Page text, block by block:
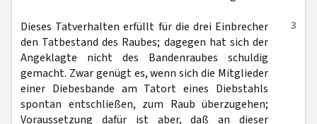
3
Dieses Tatverhalten erfüllt für die drei Einbrecher
den Tatbestand des Raubes; dagegen hat sich der
Angeklagte nicht des Bandenraubes schuldig
gemacht. Zwar genügt es, wenn sich die Mitglieder
einer Diebesbande am Tatort eines Diebstahls
spontan entschließen, zum Raub überzugehen;
Voraussetzung dafür ist aber, daß an dieser